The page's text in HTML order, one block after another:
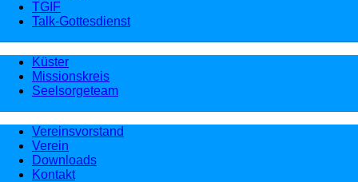
TGIF
Talk-Gottesdienst
Küster
Missionskreis
Seelsorgeteam
Vereinsvorstand
Verein
Downloads
Kontakt